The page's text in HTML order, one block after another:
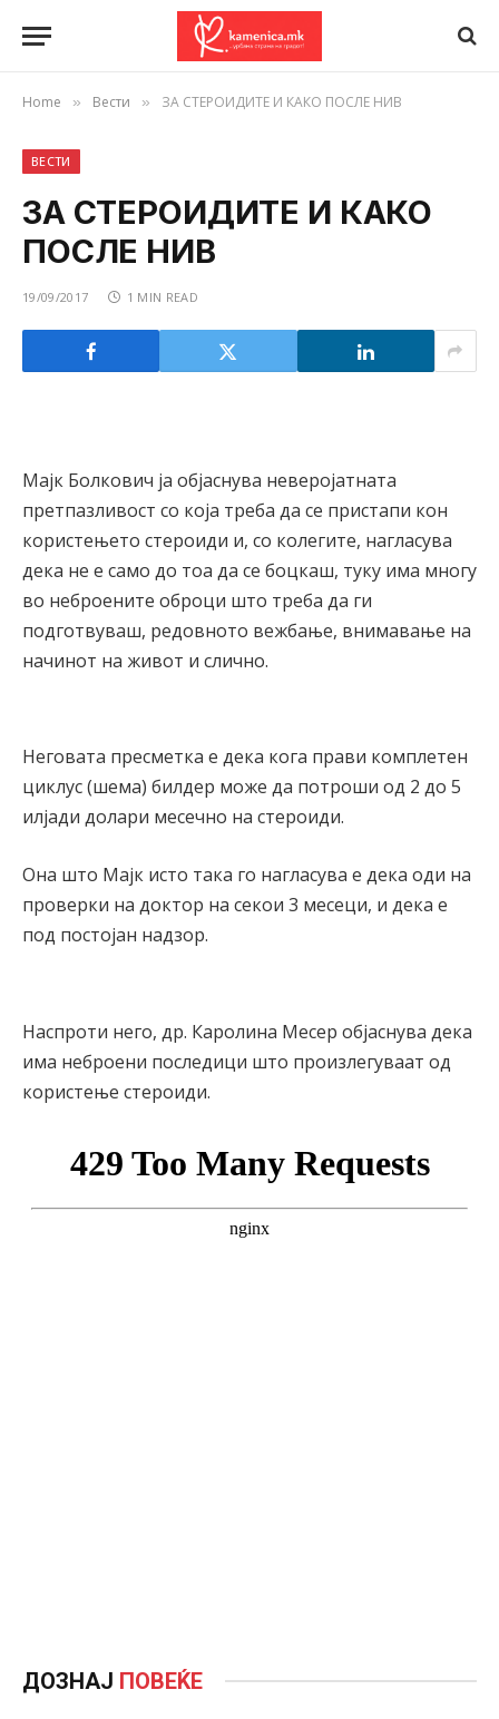
Home » Вести » ЗА СТЕРОИДИТЕ И КАКО ПОСЛЕ НИВ
ВЕСТИ
ЗА СТЕРОИДИТЕ И КАКО
ПОСЛЕ НИВ
19/09/2017 1 MIN READ
Мајк Болкович ја објаснува неверојатната
претпазливост со која треба да се пристапи кон
користењето стероиди и, со колегите, нагласува
дека не е само до тоа да се боцкаш, туку има многу
во неброените оброци што треба да ги
подготвуваш, редовното вежбање, внимавање на
начинот на живот и слично.
Неговата пресметка е дека кога прави комплетен
циклус (шема) билдер може да потроши од 2 до 5
илјади долари месечно на стероиди.
Она што Мајк исто така го нагласува е дека оди на
проверки на доктор на секои 3 месеци, и дека е
под постојан надзор.
Наспроти него, др. Каролина Месер објаснува дека
има неброени последици што произлегуваат од
користење стероиди.
ДОЗНАЈ ПОВЕЌЕ